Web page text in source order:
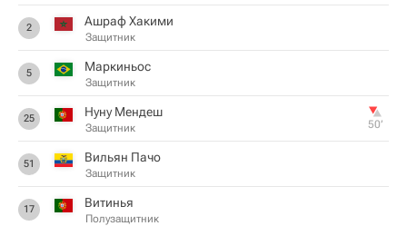
2 Ашраф Хакими
Защитник
5 Маркиньос
Защитник
25 Нуну Мендеш
Защитник 50‎’‎
51 Вильян Пачо
Защитник
17 Витинья
Полузащитник